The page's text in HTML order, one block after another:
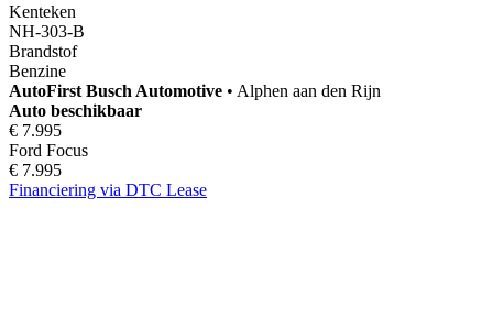
Kenteken
NH-303-B
Brandstof
Benzine
AutoFirst Busch Automotive • Alphen aan den Rijn
Auto beschikbaar
€ 7.995
Ford Focus
€ 7.995
Financiering via DTC Lease